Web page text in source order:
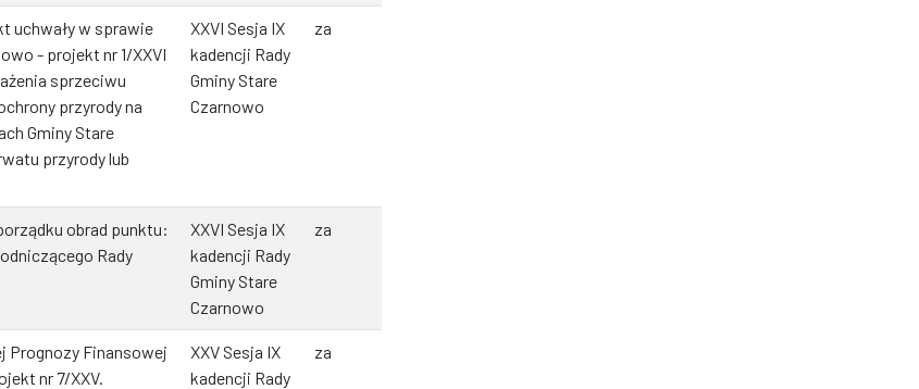
uchwały w sprawie
- projekt nr 1/XXVI
sprzeciwu
przyrody na
Gminy Stare
przyrody lub
XXVI Sesja IX
kadencji Rady
Gminy Stare
Czarnowo
za
obrad punktu:
Rady
XXVI Sesja IX
kadencji Rady
Gminy Stare
Czarnowo
za
Prognozy Finansowej
nr 7/XXV.
XXV Sesja IX
kadencji Rady
za